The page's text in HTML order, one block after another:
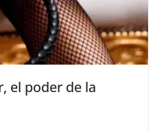
el poder de la